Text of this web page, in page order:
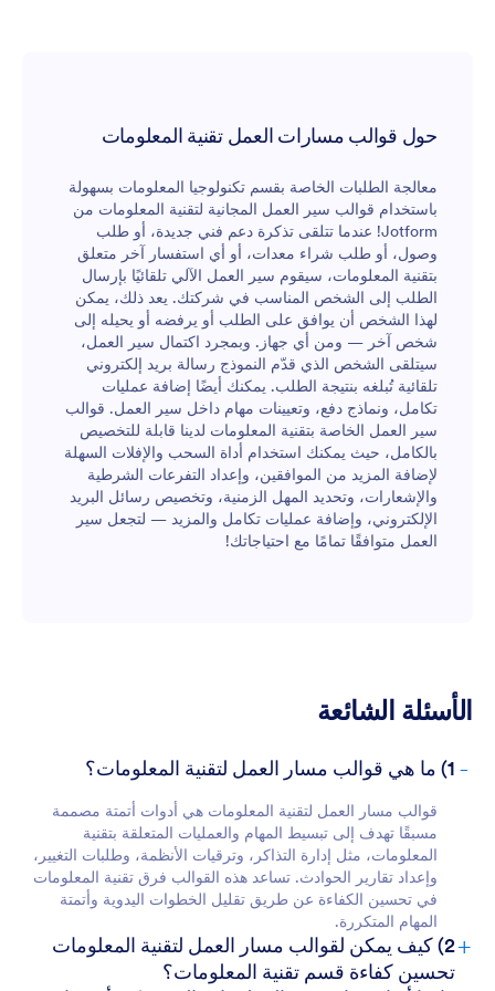
المعلومات المجاني عبر الإنترنت.
حول قوالب مسارات العمل تقنية المعلومات
معالجة الطلبات الخاصة بقسم تكنولوجيا المعلومات بسهولة
باستخدام قوالب سير العمل المجانية لتقنية المعلومات من
Jotform! عندما تتلقى تذكرة دعم فني جديدة، أو طلب
وصول، أو طلب شراء معدات، أو أي استفسار آخر متعلق
بتقنية المعلومات، سيقوم سير العمل الآلي تلقائيًا بإرسال
الطلب إلى الشخص المناسب في شركتك. يعد ذلك، يمكن
لهذا الشخص أن يوافق على الطلب أو يرفضه أو يحيله إلى
شخص آخر — ومن أي جهاز. وبمجرد اكتمال سير العمل،
سيتلقى الشخص الذي قدّم النموذج رسالة بريد إلكتروني
تلقائية تُبلغه بنتيجة الطلب. يمكنك أيضًا إضافة عمليات
تكامل، ونماذج دفع، وتعيينات مهام داخل سير العمل. قوالب
سير العمل الخاصة بتقنية المعلومات لدينا قابلة للتخصيص
بالكامل، حيث يمكنك استخدام أداة السحب والإفلات السهلة
لإضافة المزيد من الموافقين، وإعداد التفرعات الشرطية
والإشعارات، وتحديد المهل الزمنية، وتخصيص رسائل البريد
الإلكتروني، وإضافة عمليات تكامل والمزيد — لتجعل سير
العمل متوافقًا تمامًا مع احتياجاتك!
الأسئلة الشائعة
- 1) ما هي قوالب مسار العمل لتقنية المعلومات؟
قوالب مسار العمل لتقنية المعلومات هي أدوات أتمتة مصممة
مسبقًا تهدف إلى تبسيط المهام والعمليات المتعلقة بتقنية
المعلومات، مثل إدارة التذاكر، وترقيات الأنظمة، وطلبات التغيير،
وإعداد تقارير الحوادث. تساعد هذه القوالب فرق تقنية المعلومات
في تحسين الكفاءة عن طريق تقليل الخطوات اليدوية وأتمتة
المهام المتكررة.
+ 2) كيف يمكن لقوالب مسار العمل لتقنية المعلومات
تحسين كفاءة قسم تقنية المعلومات؟